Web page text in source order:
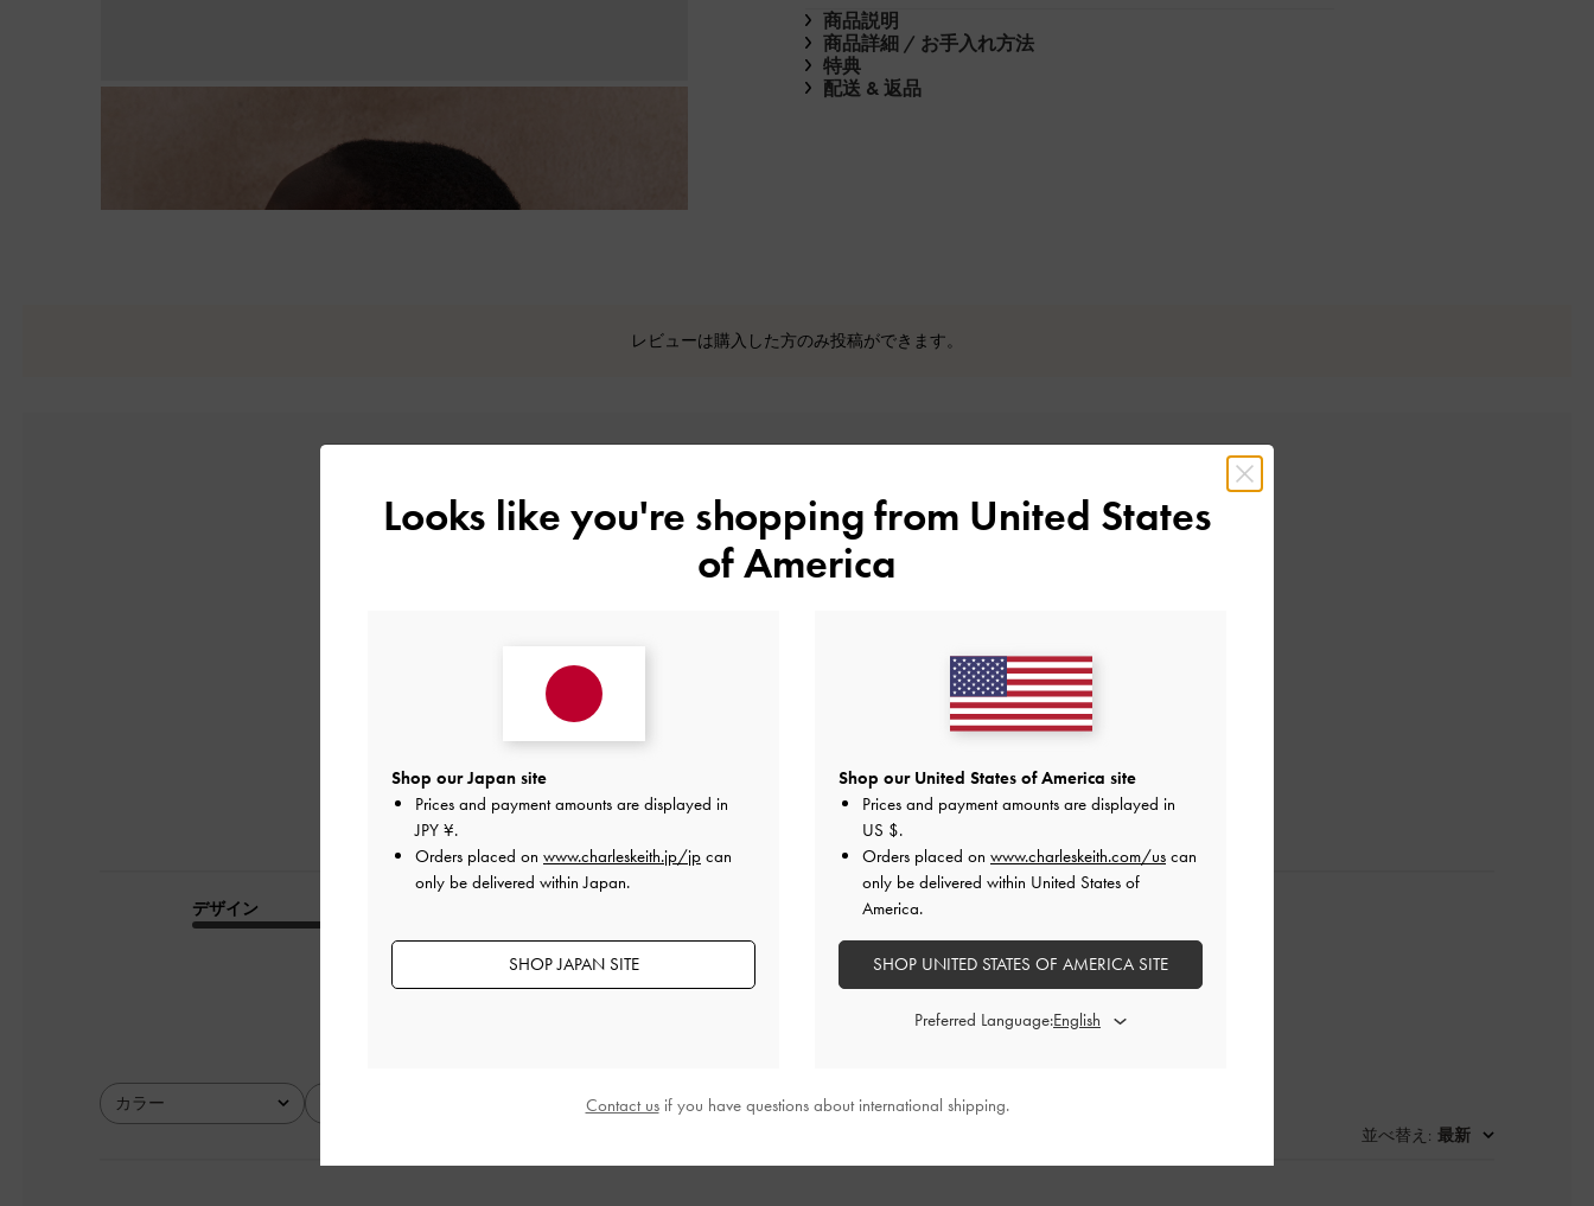
商品説明
商品詳細 / お手入れ方法
特典
配送 & 返品
レビューは購入した方のみ投稿ができます。
カスタマーレビュー
1件のレビューに基づく
0
0
0
デザイン
とてもよかった よかった
カラー
全て デザイン 品質
全て 快適さ
全て
並べ替え : 最新
Looks like you're shopping from United States
of America
Shop our Japan site
Prices and payment amounts are displayed in
JPY ¥.
Orders placed on www.charleskeith.jp/jp can
only be delivered within Japan.
SHOP JAPAN SITE
Shop our United States of America site
Prices and payment amounts are displayed in
US $.
Orders placed on www.charleskeith.com/us can
only be delivered within United States of
America.
SHOP UNITED STATES OF AMERICA SITE
Preferred Language:
Contact usif you have questions about international shipping.